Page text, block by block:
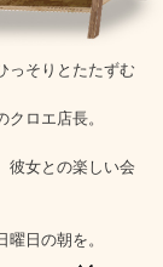
っそりとたたずむ
ロエ店長。
彼女との楽しい会
日の朝を。